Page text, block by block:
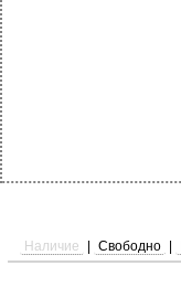
Наличие Свободно